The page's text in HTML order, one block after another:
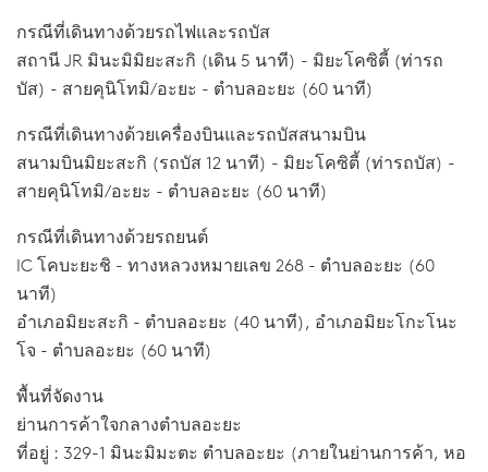
กรณีที่เดินทางด้วยรถไฟและรถบัส
สถานี JR มินะมิมิยะสะกิ (เดิน 5 นาที) - มิยะโคซิตี้ (ท่ารถ
บัส) - สายคุนิโทมิ/อะยะ - ตำบลอะยะ (60 นาที)
กรณีที่เดินทางด้วยเครื่องบินและรถบัสสนามบิน
สนามบินมิยะสะกิ (รถบัส 12 นาที) - มิยะโคซิตี้ (ท่ารถบัส) -
สายคุนิโทมิ/อะยะ - ตำบลอะยะ (60 นาที)
กรณีที่เดินทางด้วยรถยนต์
IC โคบะยะชิ - ทางหลวงหมายเลข 268 - ตำบลอะยะ (60
นาที)
อำเภอมิยะสะกิ - ตำบลอะยะ (40 นาที), อำเภอมิยะโกะโนะ
โจ - ตำบลอะยะ (60 นาที)
พื้นที่จัดงาน
ย่านการค้าใจกลางตำบลอะยะ
ที่อยู่ : 329-1 มินะมิมะตะ ตำบลอะยะ (ภายในย่านการค้า, หอ